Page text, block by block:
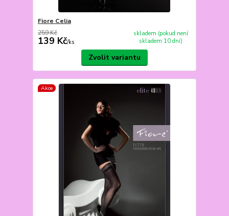
Fiore Celia
259 Kč
139 Kč/ks
skladem (pokud není
skladem 10 dní)
Zvolit variantu
Akce